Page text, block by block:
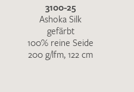
3100-25
Ashoka Silk
gefärbt
100% reine Seide
200 g/lfm, 122 cm